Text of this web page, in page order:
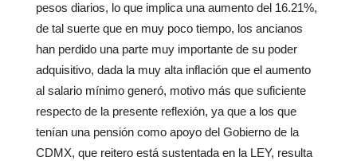
pesos diarios, lo que implica una aumento del 16.21%,
de tal suerte que en muy poco tiempo, los ancianos
han perdido una parte muy importante de su poder
adquisitivo, dada la muy alta inflación que el aumento
al salario mínimo generó, motivo más que suficiente
respecto de la presente reflexión, ya que a los que
tenían una pensión como apoyo del Gobierno de la
CDMX, que reitero está sustentada en la LEY, resulta